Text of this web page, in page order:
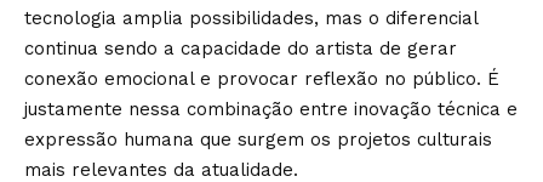
tecnologia amplia possibilidades, mas o diferencial
continua sendo a capacidade do artista de gerar
conexão emocional e provocar reflexão no público. É
justamente nessa combinação entre inovação técnica e
expressão humana que surgem os projetos culturais
mais relevantes da atualidade.